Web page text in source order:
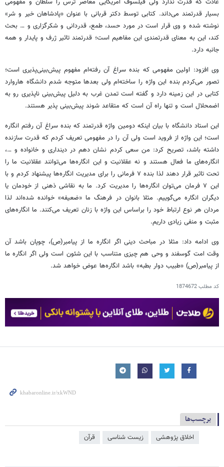
عادت که قدرت ندارد ولی فیلسوف آمریکایی معاصر ترس را سلطان و مفهومی
بسیار قدرتمند می‌داند. کتابی توسط دکتر قربانی با عنوان «پادشاهان خیر و شر»
نوشته شده و وی قرار است در مورد حسد، طمع، قدردانی و شکرگزاری و … بحث
کند، این به معنای قدرتمندی این مفاهیم است؛ قدرتمند تاثیر ژرف و پایدار و همه
جانبه دارد.
وی افزود: اولین مفهومی که بنده سراغ آن رفته‌ام مفهوم پیش‌بینی‌پذیری است؛
تصور می‌کردم بنده این واژه را ساخته‌ام ولی بعدها متوجه شدم دانشگاه هاروارد
کتابی در این زمینه دارد و گفته است تمدن غرب به دلیل پیش‌بینی ناپذیری رو به
اضمحلال است و تنها راه آن است که متقاعد شوند پیش‌بینی پذیر هستند.
این استاد دانشگاه با بیان اینکه دومین واژه قدرتمند که بنده سراغ آن رفتم انگاره
است؛ این واژه از فروید است ولی آن را در مفهومی تعریف کردم که قدرت سازنده
داشته باشد، تصریح کرد: من سعی کردم نشان دهم در دینداری و خانواده و …،
انگاره‌های ما فعال هستند و نه عقلانیت و این انگاره‌ها می‌توانند عقلانیت ما را
تحت تاثیر قرار دهند لذا بنده ۷ فرمانی را برای مدیریت انگاره‌ها پیشنهاد کردم و با
این ۷ فرمان می‌توان انگاره‌ها را مدیریت کرد. ما به نقاشی ذهنی از خودمان یا
دیگران انگاره می‌گوییم. مثلا بانوان در فرهنگ ما «ضعیفه» خوانده شده‌اند لذا
مردان هر نوع ارتباط خود را براساس این واژه با زنان تعریف می‌کنند. ما انگاره‌های
مثبت و منفی زیادی داریم.
وی ادامه داد: مثلا در مباحث دینی اگر انگاره ما از پیامبر(ص)، چوپان باشد آن
وقت امت گوسفند و وحی هم چیزی متناسب با این شئون است ولی اگر انگاره ما
از پیامبر(ص) «طبیب دوار بطبه» باشد انگاره‌ها عوض خواهد شد.
کد مطلب1874672
برچسب‌ها
اخلاق پژوهشی زیست شناسی قرآن